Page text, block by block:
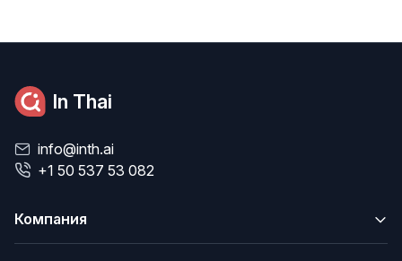
In Thai
info@inth.ai
+1 50 537 53 082
Компания